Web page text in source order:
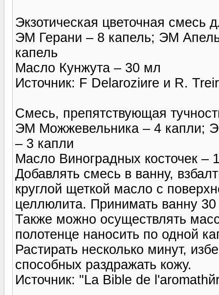
Экзотическая цветочная смесь
ЭМ Герани – 8 капель; ЭМ
капель
Масло Кунжута – 30 мл
Источник: F Delaroziиre и R.
Смесь, препятствующая
ЭМ Можжевельника – 4 капли;
– 3 капли
Масло Виноградных косточек –
Добавлять смесь в ванну,
круглой щеткой масло с
целлюлита. Принимать ванну 30
Также можно осуществлять
полотенце наносить по одной
Растирать несколько минут,
способных раздражать кожу.
Источник: "La Bible de